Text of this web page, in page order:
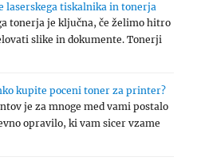
laserskega tiskalnika in tonerja
tonerja je ključna, če želimo hitro
slike in dokumente. Tonerji
kupite poceni toner za printer?
je za mnoge med vami postalo
opravilo, ki vam sicer vzame